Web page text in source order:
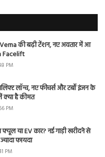
की बढ़ी टेंशन, नए अवतार में आ
Facelift
PM
लॉन्च, नए फीचर्स और टर्बो इंजन के
क्या है कीमत
PM
या EV कार? नई गाड़ी खरीदने से
फायदा
PM